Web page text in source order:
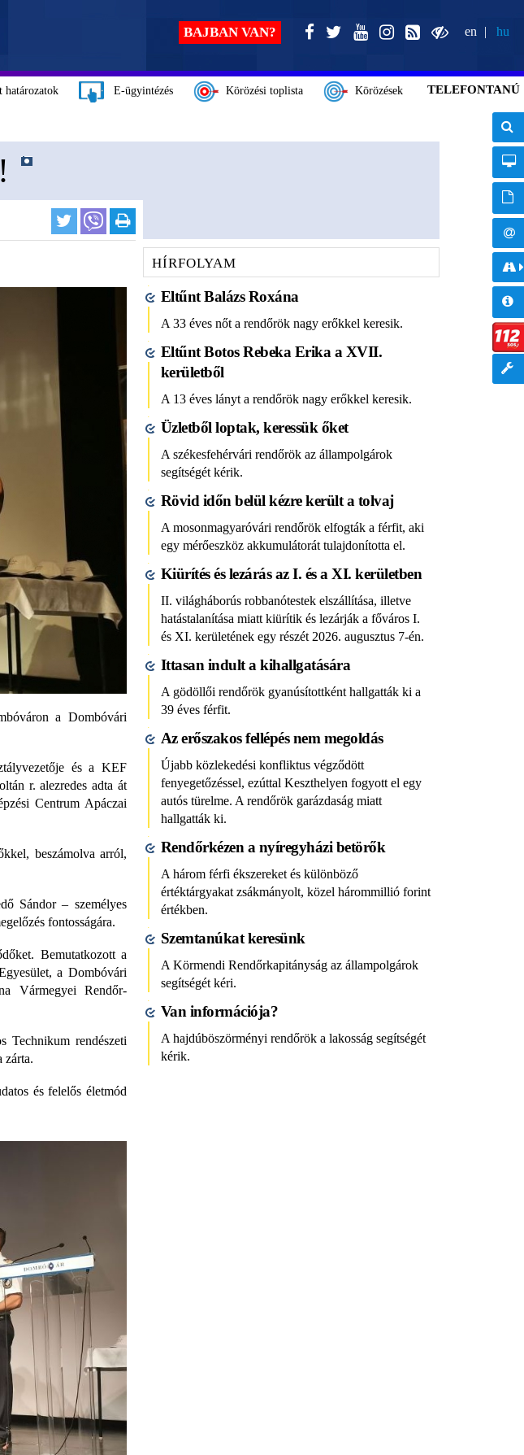
en hu
BAJBAN VAN?
E-ügyintézés Körözési toplista Körözések TELEFONTANÚ
a Dombóvári
és a KEF
r. alezredes adta át
Centrum Apáczai
beszámolva arról,
Sándor – személyes
fontosságára.
Bemutatkozott a
a Dombóvári
Vármegyei Rendőr-
Technikum rendészeti
zárta.
és felelős életmód
HÍRFOLYAM
Eltűnt Balázs Roxána
A 33 éves nőt a rendőrök nagy erőkkel keresik.
Eltűnt Botos Rebeka Erika a XVII.
kerületből
A 13 éves lányt a rendőrök nagy erőkkel keresik.
Üzletből loptak, keressük őket
A székesfehérvári rendőrök az állampolgárok
segítségét kérik.
Rövid időn belül kézre került a tolvaj
A mosonmagyaróvári rendőrök elfogták a férfit, aki
egy mérőeszköz akkumulátorát tulajdonította el.
Kiürítés és lezárás az I. és a XI. kerületben
II. világháborús robbanótestek elszállítása, illetve
hatástalanítása miatt kiürítik és lezárják a főváros I.
és XI. kerületének egy részét 2026. augusztus 7-én.
Ittasan indult a kihallgatására
A gödöllői rendőrök gyanúsítottként hallgatták ki a
39 éves férfit.
Az erőszakos fellépés nem megoldás
Újabb közlekedési konfliktus végződött
fenyegetőzéssel, ezúttal Keszthelyen fogyott el egy
autós türelme. A rendőrök garázdaság miatt
hallgatták ki.
Rendőrkézen a nyíregyházi betörők
A három férfi ékszereket és különböző
értéktárgyakat zsákmányolt, közel hárommillió forint
értékben.
Szemtanúkat keresünk
A Körmendi Rendőrkapitányság az állampolgárok
segítségét kéri.
Van információja?
A hajdúböszörményi rendőrök a lakosság segítségét
kérik.